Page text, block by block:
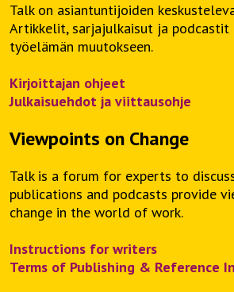
Talk on asiantuntijoiden
Artikkelit, sarjajulkaisut ja podcastit
työelämän muutokseen.
Kirjoittajan ohjeet
Julkaisuehdot ja viittausohje
Viewpoints on Change
Talk is a forum for experts to
publications and podcasts provide
change in the world of work.
Instructions for writers
Terms of Publishing & Reference